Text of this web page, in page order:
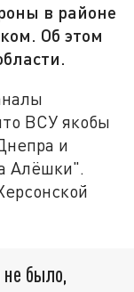
в районе
Об этом
ВСУ якобы
и
Алёшки".
не было,